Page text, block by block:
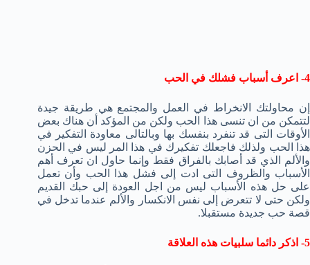
4- اعرف أسباب فشلك في الحب
إن محاولتك الانخراط في العمل والمجتمع هي طريقة جيدة
لتتمكن من ان تنسى هذا الحب ولكن من المؤكد أن هناك بعض
الأوقات التى قد تنفرد بنفسك بها وبالتالى معاودة التفكير في
هذا الحب ولذلك فاجعلك تفكيرك في هذا المر ليس في الحزن
والألم الذي قد أصابك بالفراق فقط وإنما حاول ان تعرف أهم
الأسباب والظروف التى ادت إلى فشل هذا الحب وأن تعمل
على حل هذه الأسباب ليس من اجل العودة إلى حبك القديم
ولكن حتى لا تتعرض إلى نفس الانكسار والألم عندما تدخل في
قصة حب جديدة مستقبلا.
5- اذكر دائما سلبيات هذه العلاقة